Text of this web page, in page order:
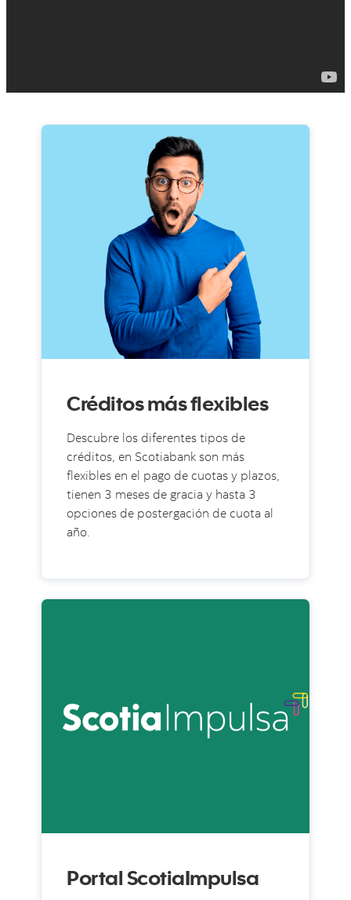
Créditos más flexibles
Descubre los diferentes tipos de
créditos, en Scotiabank son más
flexibles en el pago de cuotas y plazos,
tienen 3 meses de gracia y hasta 3
opciones de postergación de cuota al
año.
Portal ScotiaImpulsa